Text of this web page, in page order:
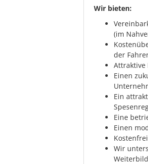
Wir bieten:
(im
der
Attraktive
Einen
Ein
Eine
Einen
Wir